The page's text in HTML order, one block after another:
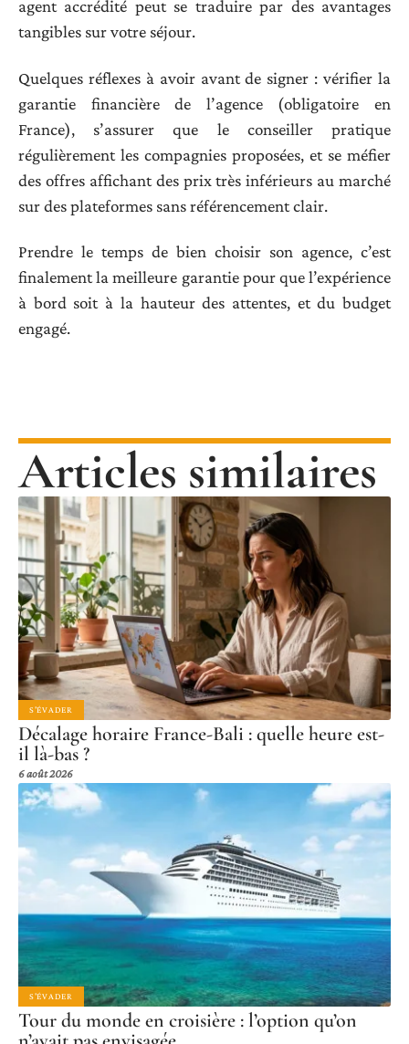
agent accrédité peut se traduire par des avantages
tangibles sur votre séjour.
Quelques réflexes à avoir avant de signer : vérifier la
garantie financière de l’agence (obligatoire en
France), s’assurer que le conseiller pratique
régulièrement les compagnies proposées, et se méfier
des offres affichant des prix très inférieurs au marché
sur des plateformes sans référencement clair.
Prendre le temps de bien choisir son agence, c’est
finalement la meilleure garantie pour que l’expérience
à bord soit à la hauteur des attentes, et du budget
engagé.
Articles similaires
S'ÉVADER
Décalage horaire France-Bali : quelle heure est-
il là-bas ?
6 août 2026
S'ÉVADER
Tour du monde en croisière : l’option qu’on